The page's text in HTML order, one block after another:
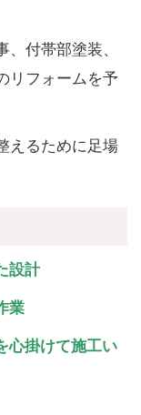
付帯部塗装、
リフォームを予
えるために足場
設計
業
掛けて施工い